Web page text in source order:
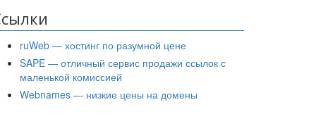
ruWeb — хостинг по разумной цене
SAPE — отличный сервис продажи ссылок с
маленькой комиссией
Webnames — низкие цены на домены